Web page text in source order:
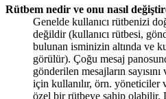
Rütbem nedir ve onu nasıl
Genelde kullanıcı rütbenizi
değildir (kullanıcı rütbesi,
bulunan isminizin altında ve
görülür). Çoğu mesaj
gönderilen mesajların
için kullanılır, örn. yöneticiler
özel bir rütbeye sahip olabilir.